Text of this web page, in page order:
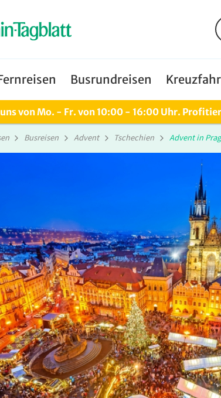
Busrundreisen
von Mo. - Fr. von 10:00 - 16:00 Uhr.
Busreisen Advent Tschechien Advent in Prag